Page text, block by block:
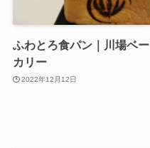
ふわとろ食パン｜川場ベー
カリー
2022年12月12日